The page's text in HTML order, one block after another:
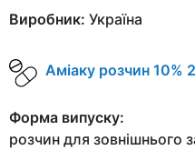
Виробник: Україна
Аміаку розчин 10%
Форма випуску:
розчин для зовнішнього